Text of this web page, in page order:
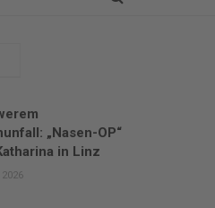
„Nasen-OP“
in Linz
2026